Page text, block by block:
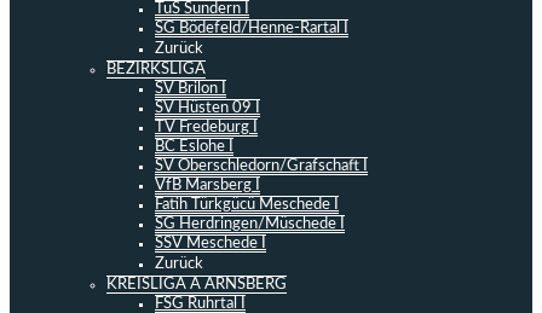
TuS Sundern I
SG Bödefeld/Henne-Rartal I
Zurück
BEZIRKSLIGA
SV Brilon I
SV Hüsten 09 I
TV Fredeburg I
BC Eslohe I
SV Oberschledorn/Grafschaft I
VfB Marsberg I
Fatih Türkgücü Meschede I
SG Herdringen/Müschede I
SSV Meschede I
Zurück
KREISLIGA A ARNSBERG
FSG Ruhrtal I